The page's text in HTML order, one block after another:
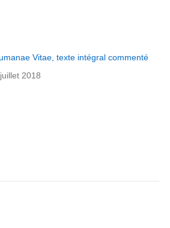
Vitae, texte intégral commenté
2018